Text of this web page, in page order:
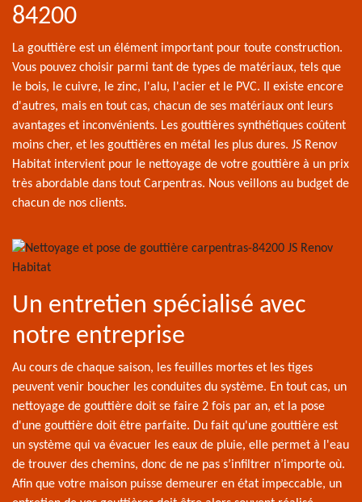
84200
La gouttière est un élément important pour toute construction.
Vous pouvez choisir parmi tant de types de matériaux, tels que
le bois, le cuivre, le zinc, l'alu, l'acier et le PVC. Il existe encore
d'autres, mais en tout cas, chacun de ses matériaux ont leurs
avantages et inconvénients. Les gouttières synthétiques coûtent
moins cher, et les gouttières en métal les plus dures. JS Renov
Habitat intervient pour le nettoyage de votre gouttière à un prix
très abordable dans tout Carpentras. Nous veillons au budget de
chacun de nos clients.
Un entretien spécialisé avec
notre entreprise
Au cours de chaque saison, les feuilles mortes et les tiges
peuvent venir boucher les conduites du système. En tout cas, un
nettoyage de gouttière doit se faire 2 fois par an, et la pose
d'une gouttière doit être parfaite. Du fait qu'une gouttière est
un système qui va évacuer les eaux de pluie, elle permet à l'eau
de trouver des chemins, donc de ne pas s’infiltrer n’importe où.
Afin que votre maison puisse demeurer en état impeccable, un